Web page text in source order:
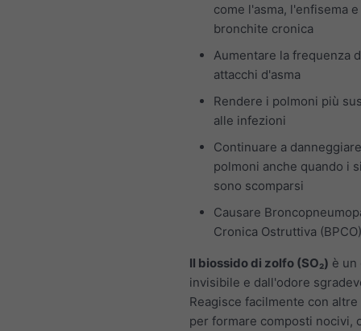
come l'asma, l'enfisema e
bronchite cronica
Aumentare la frequenza
attacchi d'asma
Rendere i polmoni più
alle infezioni
Continuare a
polmoni anche quando i
sono scomparsi
Causare
Cronica Ostruttiva (BPCO)
Il biossido di zolfo (SO₂) è un
invisibile e dall'odore
Reagisce facilmente con
per formare composti nocivi,